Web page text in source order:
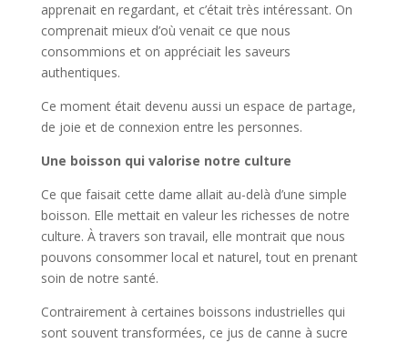
apprenait en regardant, et c’était très intéressant. On
comprenait mieux d’où venait ce que nous
consommions et on appréciait les saveurs
authentiques.
Ce moment était devenu aussi un espace de partage,
de joie et de connexion entre les personnes.
Une boisson qui valorise notre culture
Ce que faisait cette dame allait au-delà d’une simple
boisson. Elle mettait en valeur les richesses de notre
culture. À travers son travail, elle montrait que nous
pouvons consommer local et naturel, tout en prenant
soin de notre santé.
Contrairement à certaines boissons industrielles qui
sont souvent transformées, ce jus de canne à sucre